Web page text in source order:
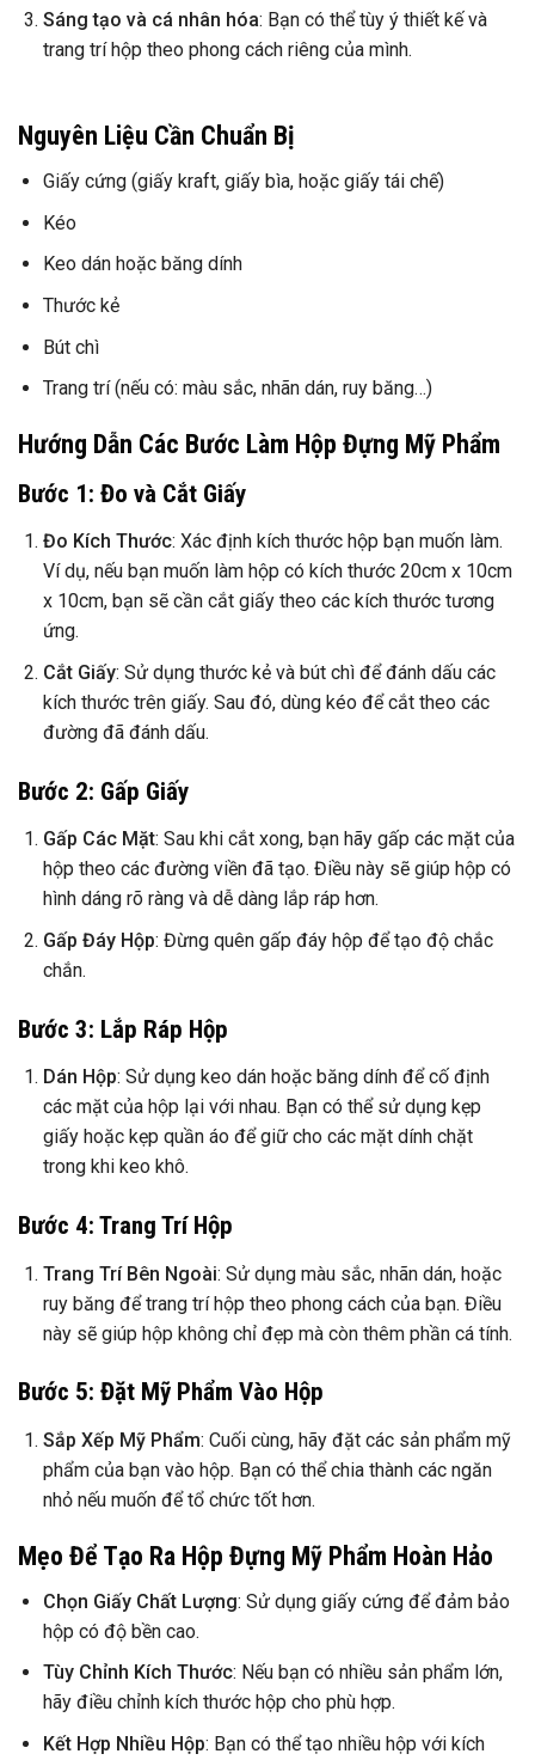
Sáng tạo và cá nhân hóa: Bạn có thể tùy ý thiết kế và
trang trí hộp theo phong cách riêng của mình.
Nguyên Liệu Cần Chuẩn Bị
Giấy cứng (giấy kraft, giấy bìa, hoặc giấy tái chế)
Kéo
Keo dán hoặc băng dính
Thước kẻ
Bút chì
Trang trí (nếu có: màu sắc, nhãn dán, ruy băng…)
Hướng Dẫn Các Bước Làm Hộp Đựng Mỹ Phẩm
Bước 1: Đo và Cắt Giấy
Đo Kích Thước: Xác định kích thước hộp bạn muốn làm.
Ví dụ, nếu bạn muốn làm hộp có kích thước 20cm x 10cm
x 10cm, bạn sẽ cần cắt giấy theo các kích thước tương
ứng.
Cắt Giấy: Sử dụng thước kẻ và bút chì để đánh dấu các
kích thước trên giấy. Sau đó, dùng kéo để cắt theo các
đường đã đánh dấu.
Bước 2: Gấp Giấy
Gấp Các Mặt: Sau khi cắt xong, bạn hãy gấp các mặt của
hộp theo các đường viền đã tạo. Điều này sẽ giúp hộp có
hình dáng rõ ràng và dễ dàng lắp ráp hơn.
Gấp Đáy Hộp: Đừng quên gấp đáy hộp để tạo độ chắc
chắn.
Bước 3: Lắp Ráp Hộp
Dán Hộp: Sử dụng keo dán hoặc băng dính để cố định
các mặt của hộp lại với nhau. Bạn có thể sử dụng kẹp
giấy hoặc kẹp quần áo để giữ cho các mặt dính chặt
trong khi keo khô.
Bước 4: Trang Trí Hộp
Trang Trí Bên Ngoài: Sử dụng màu sắc, nhãn dán, hoặc
ruy băng để trang trí hộp theo phong cách của bạn. Điều
này sẽ giúp hộp không chỉ đẹp mà còn thêm phần cá tính.
Bước 5: Đặt Mỹ Phẩm Vào Hộp
Sắp Xếp Mỹ Phẩm: Cuối cùng, hãy đặt các sản phẩm mỹ
phẩm của bạn vào hộp. Bạn có thể chia thành các ngăn
nhỏ nếu muốn để tổ chức tốt hơn.
Mẹo Để Tạo Ra Hộp Đựng Mỹ Phẩm Hoàn Hảo
Chọn Giấy Chất Lượng: Sử dụng giấy cứng để đảm bảo
hộp có độ bền cao.
Tùy Chỉnh Kích Thước: Nếu bạn có nhiều sản phẩm lớn,
hãy điều chỉnh kích thước hộp cho phù hợp.
Kết Hợp Nhiều Hộp: Bạn có thể tạo nhiều hộp với kích